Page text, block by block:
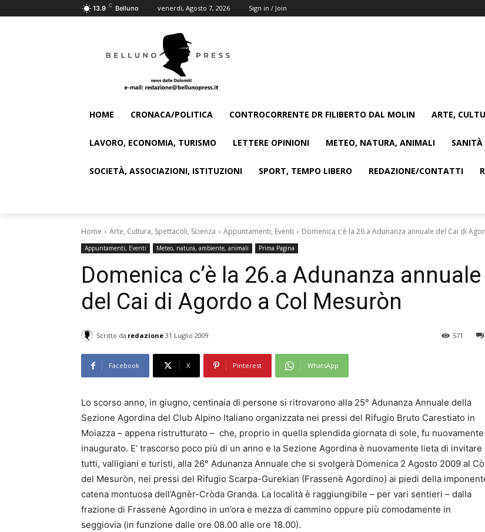
13.9 C Belluno venerdì, Agosto 7, 2026 Sign in / Join
HOME CRONACA/POLITICA CONTROCORRENTE DR FILIBERTO DAL MOLIN ARTE,
LAVORO, ECONOMIA, TURISMO LETTERE OPINIONI METEO, NATURA, ANIMALI SANITÀ
SOCIETÀ, ASSOCIAZIONI, ISTITUZIONI SPORT, TEMPO LIBERO REDAZIONE/CONTATTI
Home Arte, Cultura, Spettacoli, Scienza Appuntamenti, Eventi Domenica c'è la 26.a Adunanza annuale del Cai di
Appuntamenti, Eventi Meteo, natura, ambiente, animali Prima Pagina
Domenica c’è la 26.a Adunanza annuale
del Cai di Agordo a Col Mesuròn
Scritto da redazione 31 Luglio 2009 571
Facebook X Pinterest WhatsApp
Lo scorso anno, in giugno, centinaia di persone si ritrovarono alla 25° Adunanza Annuale della
Sezione Agordina del Club Alpino Italiano organizzata nei pressi del Rifugio Bruto Carestiato in
Moiazza – appena ristrutturato – che, proprio in quella splendida giornata di sole, fu nuovamente
inaugurato. E’ trascorso poco più di un anno e la Sezione Agordina è nuovamente lieta di invitare
tutti, valligiani e turisti, alla 26° Adunanza Annuale che si svolgerà Domenica 2 Agosto 2009 al
del Mesuròn, nei pressi del Rifugio Scarpa-Gurekian (Frassenè Agordino) ai piedi della
catena montuosa dell’Agnèr-Cròda Granda. La località è raggiungibile – per vari sentieri – dalla
frazione di Frassenè Agordino in un’ora e mezza di cammino oppure più comodamente in
seggiovia (in funzione dalle ore 08.00 alle ore 18.00).